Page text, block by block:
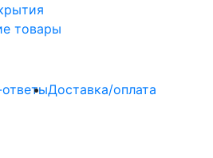
товары
Доставка/оплата